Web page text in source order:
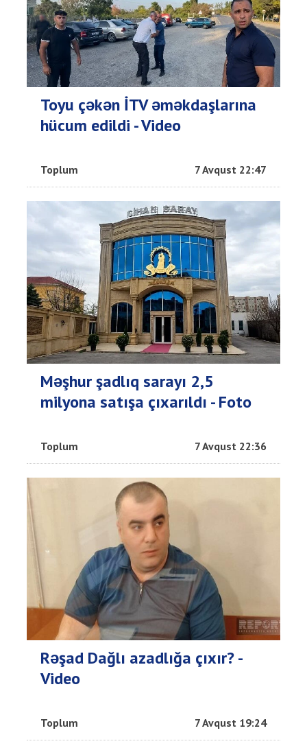
Toyu çəkən İTV əməkdaşlarına
hücum edildi - Video
Toplum 7 Avqust 22:47
Məşhur şadlıq sarayı 2,5
milyona satışa çıxarıldı - Foto
Toplum 7 Avqust 22:36
Rəşad Dağlı azadlığa çıxır? -
Video
Toplum 7 Avqust 19:24